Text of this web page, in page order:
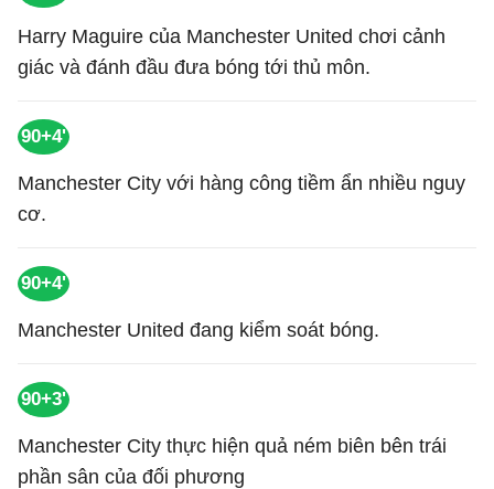
Harry Maguire của Manchester United chơi cảnh
giác và đánh đầu đưa bóng tới thủ môn.
90+4'
Manchester City với hàng công tiềm ẩn nhiều nguy
cơ.
90+4'
Manchester United đang kiểm soát bóng.
90+3'
Manchester City thực hiện quả ném biên bên trái
phần sân của đối phương